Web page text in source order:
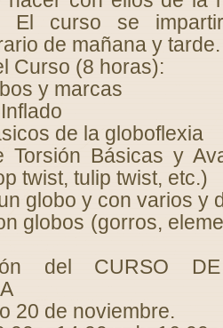
El curso se
de mañana y tarde.
Curso (8 horas):
y marcas
de la globoflexia
Torsión Básicas y
twist, tulip twist, etc.)
globo y con varios y
globos (gorros,
del CURSO
20 de noviembre.